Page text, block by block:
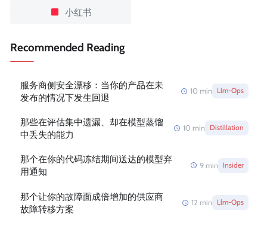
小红书
Recommended Reading
服务商侧安全漂移：当你的产品在未
发布的情况下发生回退
10 min Llm-Ops
那些在评估集中遗漏、却在模型蒸馏
中丢失的能力
10 min Distillation
那个在你的代码冻结期间送达的模型弃
用通知
9 min Insider
那个让你的故障面成倍增加的供应商
故障转移方案
12 min Llm-Ops